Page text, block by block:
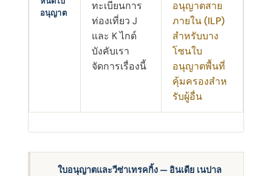
อนุญาต
ทะเบียนการ
ท่องเที่ยว J
และ K ไกด์
บังคับเรา
จัดการเรื่องนี้
อนุญาตสาย
ภายใน (ILP)
สําหรับบาง
โซนใบ
อนุญาตพื้นที่
คุ้มครองสําห
รับผู้อื่น
ใบอนุญาตและวีซ่าเทรคกิ้ง — อินเดีย เนปาล